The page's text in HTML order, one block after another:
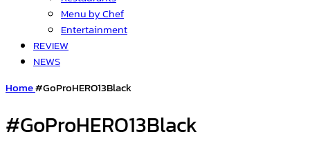
Menu by Chef
Entertainment
REVIEW
NEWS
Home#GoProHERO13Black
#GoProHERO13Black